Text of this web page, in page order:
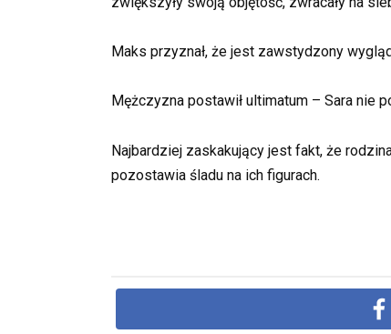
Maks przyznał, że jest zawstydzony
Mężczyzna postawił ultimatum – Sara nie
Najbardziej zaskakujący jest fakt, że
pozostawia śladu na ich figurach.